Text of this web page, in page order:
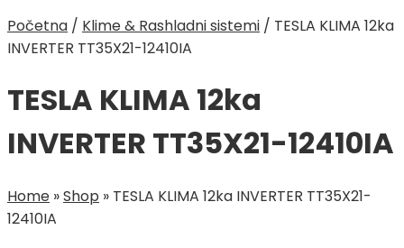
Početna / Klime & Rashladni sistemi / TESLA KLIMA 12ka
INVERTER TT35X21-12410IA
TESLA KLIMA 12ka
INVERTER TT35X21-12410IA
Home »Shop » TESLA KLIMA 12ka INVERTER TT35X21-
12410IA